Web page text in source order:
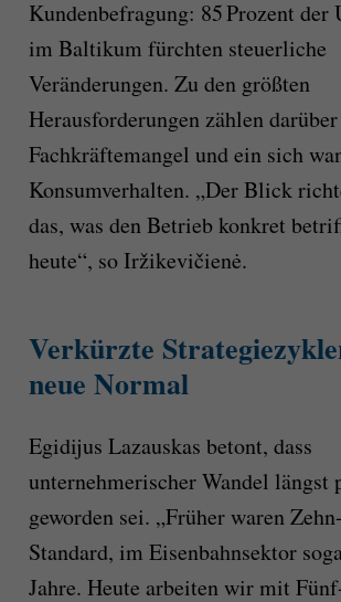
Kundenbefragung: 85 Prozent der
im Baltikum fürchten steuerliche
Veränderungen. Zu den größten
Herausforderungen zählen
Fachkräftemangel und ein sich
Konsumverhalten. „Der Blick
das, was den Betrieb konkret
heute“, so Iržikevičienė.
Verkürzte
neue Normal
Egidijus Lazauskas betont, dass
unternehmerischer Wandel längst
geworden sei. „Früher waren
Standard, im Eisenbahnsektor
Jahre. Heute arbeiten wir mit